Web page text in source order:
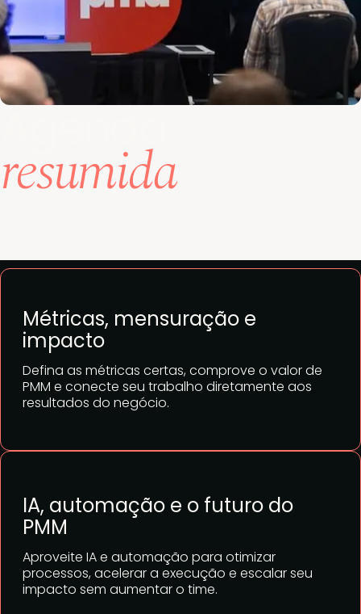
resumida
Defina as métricas certas, comprove o valor de
PMM e conecte seu trabalho diretamente aos
resultados do negócio.
Métricas, mensuração e
impacto
Aproveite IA e automação para otimizar
processos, acelerar a execução e escalar seu
impacto sem aumentar o time.
IA, automação e o futuro do
PMM